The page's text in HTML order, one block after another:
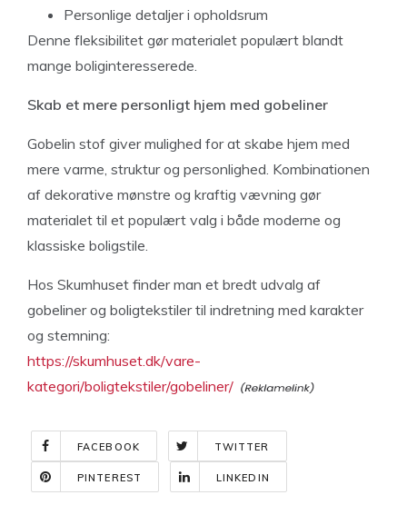
Personlige detaljer i opholdsrum
Denne fleksibilitet gør materialet populært blandt
mange boliginteresserede.
Skab et mere personligt hjem med gobeliner
Gobelin stof giver mulighed for at skabe hjem med
mere varme, struktur og personlighed. Kombinationen
af dekorative mønstre og kraftig vævning gør
materialet til et populært valg i både moderne og
klassiske boligstile.
Hos Skumhuset finder man et bredt udvalg af
gobeliner og boligtekstiler til indretning med karakter
og stemning:
https://skumhuset.dk/vare-
kategori/boligtekstiler/gobeliner/
FACEBOOK TWITTER
PINTEREST LINKEDIN